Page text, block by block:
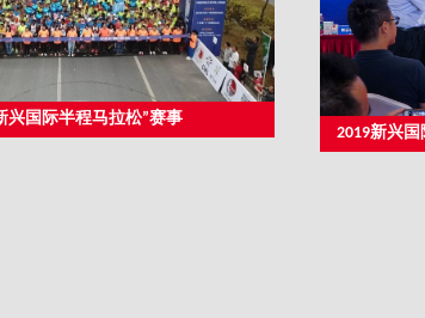
兴国际半程马拉松”赛事
2019新兴